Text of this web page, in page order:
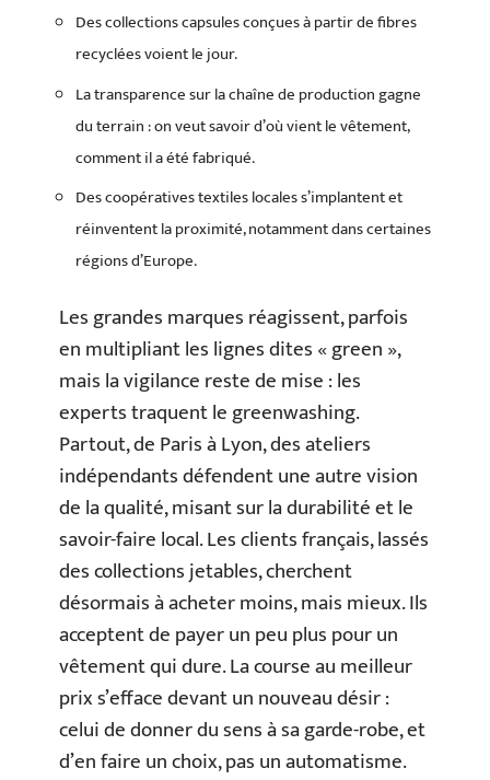
Des collections capsules conçues à partir de fibres
recyclées voient le jour.
La transparence sur la chaîne de production gagne
du terrain : on veut savoir d’où vient le vêtement,
comment il a été fabriqué.
Des coopératives textiles locales s’implantent et
réinventent la proximité, notamment dans certaines
régions d’Europe.
Les grandes marques réagissent, parfois
en multipliant les lignes dites « green »,
mais la vigilance reste de mise : les
experts traquent le greenwashing.
Partout, de Paris à Lyon, des ateliers
indépendants défendent une autre vision
de la qualité, misant sur la durabilité et le
savoir-faire local. Les clients français, lassés
des collections jetables, cherchent
désormais à acheter moins, mais mieux. Ils
acceptent de payer un peu plus pour un
vêtement qui dure. La course au meilleur
prix s’efface devant un nouveau désir :
celui de donner du sens à sa garde-robe, et
d’en faire un choix, pas un automatisme.